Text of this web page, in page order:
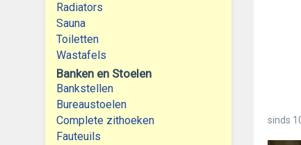
Radiators
Sauna
Toiletten
Wastafels
Banken en Stoelen
Bankstellen
Bureaustoelen
Complete zithoeken
Fauteuils
sinds